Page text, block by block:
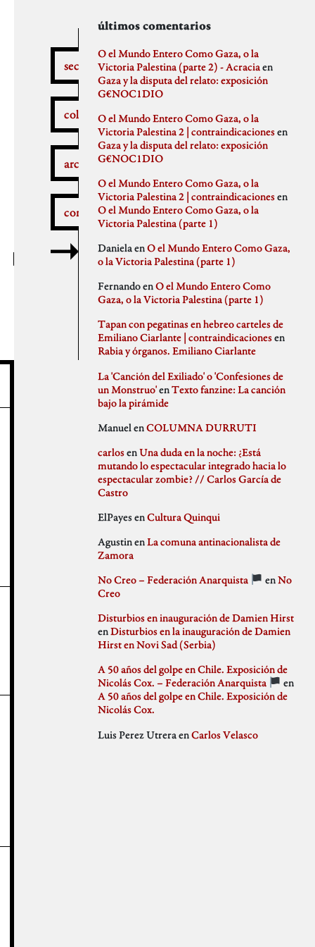
secciones
colaboradores
archivos
comentarios
secciones
¿Qué pasa aquí?
Autobombo
Critica a la crítica
Delincuentes
Difusión
Idioteces
Memoria Histórica
Sin categoría
archivos
febrero 2026
enero 2026
diciembre 2025
noviembre 2025
septiembre 2023
julio 2023
febrero 2023
junio 2022
abril 2022
marzo 2022
mayo 2021
abril 2021
enero 2021
diciembre 2020
noviembre 2020
octubre 2020
septiembre 2020
agosto 2020
julio 2020
junio 2020
mayo 2020
abril 2020
marzo 2020
febrero 2020
diciembre 2019
octubre 2019
septiembre 2019
julio 2019
junio 2019
abril 2019
febrero 2019
enero 2019
diciembre 2018
noviembre 2018
octubre 2018
septiembre 2018
agosto 2018
julio 2018
mayo 2018
abril 2018
marzo 2018
febrero 2018
diciembre 2017
autores
aitor
Anna Antselovich
Anti Ochoa
Archivo De Castro
claudia
Claudio Gallo
Daniel
Democracia
elenapedrosa
Germano Paris
Gus-Man
Iren Txus
Jose A. Miranda
Julian Vidal
monica
Noaz
Pablo
PSJM
Queen of the Bongo
Ruben Santiago
Santi Ochoa
Seccion Madrid
tipo gris
últimos comentarios
O el Mundo Entero Como Gaza, o la
Victoria Palestina (parte 2) - Acracia en
Gaza y la disputa del relato: exposición
G€NOC1DIO
O el Mundo Entero Como Gaza, o la
Victoria Palestina 2 | contraindicacionesen
Gaza y la disputa del relato: exposición
G€NOC1DIO
O el Mundo Entero Como Gaza, o la
Victoria Palestina 2 | contraindicacionesen
O el Mundo Entero Como Gaza, o la
Victoria Palestina (parte 1)
DanielaenO el Mundo Entero Como Gaza,
o la Victoria Palestina (parte 1)
FernandoenO el Mundo Entero Como
Gaza, o la Victoria Palestina (parte 1)
Tapan con pegatinas en hebreo carteles de
Emiliano Ciarlante | contraindicacionesen
Rabia y órganos. Emiliano Ciarlante
La 'Canción del Exiliado' o 'Confesiones de
un Monstruo'enTexto fanzine: La canción
bajo la pirámide
Manuel enCOLUMNA DURRUTI
carlosenUna duda en la noche: ¿Está
mutando lo espectacular integrado hacia lo
espectacular zombie? // Carlos García de
Castro
ElPayesenCultura Quinqui
AgustinenLa comuna antinacionalista de
Zamora
No Creo – Federación Anarquista
enNo
Creo
Disturbios en inauguración de Damien Hirst
enDisturbios en la inauguración de Damien
Hirst en Novi Sad (Serbia)
A 50 años del golpe en Chile. Exposición de
Nicolás Cox. – Federación Anarquista
en
A 50 años del golpe en Chile. Exposición de
Nicolás Cox.
Luis Perez Utrera enCarlos Velasco